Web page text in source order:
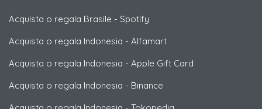
Acquista o regala Brasile - Spotify
Acquista o regala Indonesia - Alfamart
Acquista o regala Indonesia - Apple Gift Card
Acquista o regala Indonesia - Binance